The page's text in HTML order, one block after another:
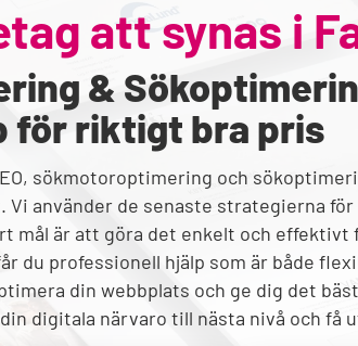
att synas i
&
för riktigt bra pris
sökmotoroptimering och
använder de senaste strategierna
mål är att göra det enkelt och effektivt
du professionell hjälp som är både
din webbplats och ge dig det
digitala närvaro till nästa nivå och få